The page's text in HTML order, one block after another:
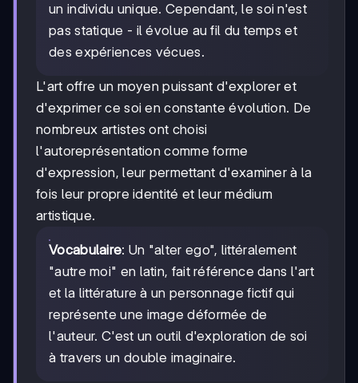
un individu unique. Cependant, le soi n'est
pas statique - il évolue au fil du temps et
des expériences vécues.
L'art offre un moyen puissant d'explorer et
d'exprimer ce soi en constante évolution. De
nombreux artistes ont choisi
l'autoreprésentation comme forme
d'expression, leur permettant d'examiner à la
fois leur propre identité et leur médium
artistique.
Vocabulaire: Un "alter ego", littéralement
"autre moi" en latin, fait référence dans l'art
et la littérature à un personnage fictif qui
représente une image déformée de
l'auteur. C'est un outil d'exploration de soi
à travers un double imaginaire.